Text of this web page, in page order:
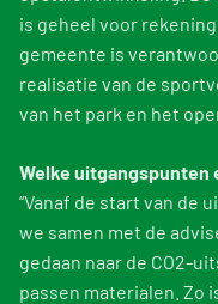
is geheel voor
gemeente is
realisatie van de
van het park en het
Welke uitgangspunten
“Vanaf de start van de
we samen met de
gedaan naar de CO2-
passen materialen. Zo